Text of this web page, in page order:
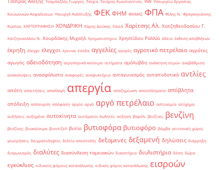
Τσαμπαζλής Γιώργος Τσεχία Τσιάρας Κωνσταντίνος ΥΜΕ Υπουργείο Εργασίας
Κοινωνικών Ασφαλίσεων Υπουργό Ανάπτυξης ΦΕΚ ΦΗΜ ΦΗΜΑΣ ΦΠΑ Φίλης Ν. Φραγκογιάννης
Κώστας ΧΑΡΤΟΓΡΑΦΗΣΗ ΧΟΝΔΡΙΚΗ Χάρης Δούκας Χανιά Χαρίτσης Αλ. Χατζηθεοδοσίου Γ.
Χατζηνικολάου Ν. Χουρδάκης Μιχαήλ Χρηματιστήριο Χρηστίδου Ραλλία άδεια έκθεση αποβλήτων
έκρηξη έλεγχο έλεγχοι έρευνα έσοδα αγγελίες αγορές αγροτικό πετρέλαιο αγρότες
αγωγός αδειοδότηση αεροπορικά καύσιμα αιτήματα αμόλυβδη ανάκτηση ατμών αναβάθμιση
ανακαλύψεις ανασφάλιστα αναφορές αναψυκτήρια ανταγωνισμός ανταποδοτικά αντλίες
απάτη απαιτήσεις απαλλαγή απεργία αποζημίωση αποτελέσματα απόβλητα
απόδειξη απόσυρση απόφαση αργία αργό αργό πετρέλαιο αστυνομία ατύχημα
αυξήσεις αυξημένα αυτοκίνητα αυτόματοι πωλητές αύξηση βαρέλι βενζίνες βενζίνη
βενζίνης βιοκαύσιμα βιοντίζελ βυτίο βυτιοφόρα βυτιοφόρο βόμβα γειτονικές χώρες
γεωτρήσεις δειγματοληψίες δελτίο αποστολής δεξαμενές δεξαμενή δηλώσεις διάρρηξη
διαγωνισμός διαλύτες διασύνδεση ταμειακών δικαστήριο διυλιστήρια δόση δώρα
εγκύκλιος ειδικούς φόρους κατανάλωσης ειδικός φόρος κατανάλωσης εισροών